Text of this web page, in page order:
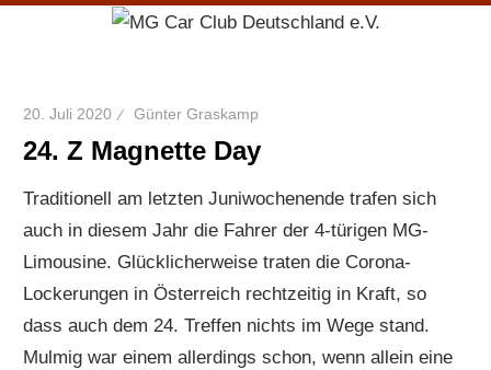
20. Juli 2020 Günter Graskamp
24. Z Magnette Day
Traditionell am letzten Juniwochenende trafen sich
auch in diesem Jahr die Fahrer der 4-türigen MG-
Limousine. Glücklicherweise traten die Corona-
Lockerungen in Österreich rechtzeitig in Kraft, so
dass auch dem 24. Treffen nichts im Wege stand.
Mulmig war einem allerdings schon, wenn allein eine